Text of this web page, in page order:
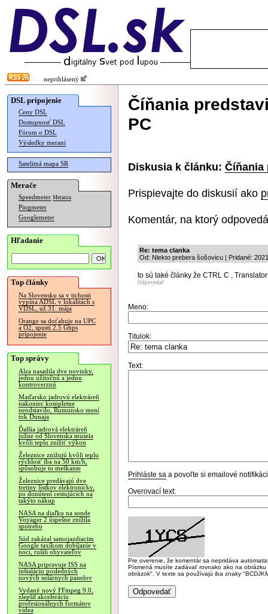
neprihlásený
DSL pripojenie
Ceny DSL
Dostupnosť DSL
Fórum o DSL
Výsledky meraní
Satelitná mapa SR
Merače
Speedmeter Merania
Pingmeter
Googlemeter
Hľadanie
Top články
Na Slovensku sa v tichosti
vypína ADSL v lokalitách s
VDSL, už 31. mája
Orange sa doťahuje na UPC
a O2, spustí 2.5 Gbps
pripojenie
Top správy
Alza nasadila dve novinky,
jednu užitočnú a jednu
kontroverznú
Maďarsko jadrovú elektráreň
nakoniec kompletne
neodstavilo, Rumunsko mení
tok Dunaja
Ďalšia jadrová elektráreň
južne od Slovenska musela
kvôli teplu znížiť výkon
Železnice znižujú kvôli teplu
rýchlosť iba na 50 km/h,
spôsobuje to meškanie
Železnice predávajú dve
tretiny lístkov elektronicky,
po donútení cestujúcich na
takýto nákup
NASA na diaľku na sonde
Voyager 2 úspešne znížila
spotrebu
Súd zakázal samojazdiacim
Google taxíkom dobíjanie v
noci, rušili obyvateľov
NASA pripravuje ISS na
inštaláciu posledných
nových solárnych panelov
Vydaný nový FFmpeg 9.0,
zlepšil akceleráciu
profesionálnych formátov
videa
Číňania
PC
Diskusia k článku: Číňania
Prispievajte do diskusií ako
Komentár, na ktorý
Re: tema clanka
Od: Niekto prebera šošovicu | Pridané:
to sú také články že CTRL C ,
Odpovedať
Meno:
Titulok:
Text:
Prihláste sa a povoľte si emailové
Overovací text:
Pre overenie, že komentár sa nepridáva
Písmená musíte zadávať rovnako ako na
obrázok". V texte sa používajú iba znaky